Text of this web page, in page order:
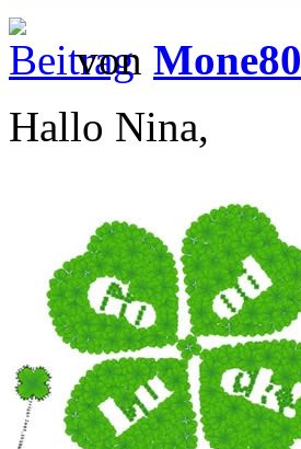
von Mone80
Hallo Nina,